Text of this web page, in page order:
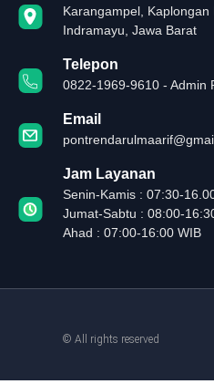
Karangampel, Kaplongan
Indramayu, Jawa Barat
Telepon
0822-1969-9610 - Admin
Email
Jam Layanan
Senin-Kamis : 07:30-
Jumat-Sabtu : 08:00-
Ahad : 07:00-16:00 WIB
© All rights reserved